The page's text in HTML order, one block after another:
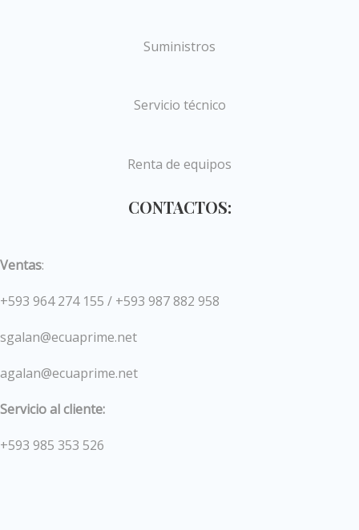
Suministros
Servicio técnico
Renta de equipos
CONTACTOS:
Ventas:
+593 964 274 155 / +593 987 882 958
sgalan@ecuaprime.net
agalan@ecuaprime.net
Servicio al cliente:
+593 985 353 526